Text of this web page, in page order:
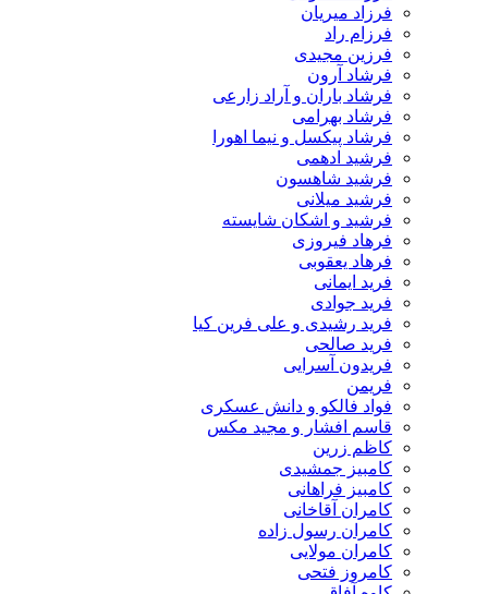
فرزاد میریان
فرزام راد
فرزین مجیدی
فرشاد آرون
فرشاد باران و آراد زارعی
فرشاد بهرامی
فرشاد پیکسل و نیما اهورا
فرشید ادهمی
فرشید شاهسون
فرشید میلانی
فرشید و اشکان شایسته
فرهاد فیروزی
فرهاد یعقوبی
فرید ایمانی
فرید جوادی
فرید رشیدی و علی فرین کیا
فرید صالحی
فریدون آسرایی
فواد فالکو و دانش عسکری
قاسم افشار و مجید مکس
کاظم زرین
کامبیز جمشیدی
کامبیز فراهانی
کامران آقاخانی
کامران رسول زاده
کامران مولایی
کامروز فتحی